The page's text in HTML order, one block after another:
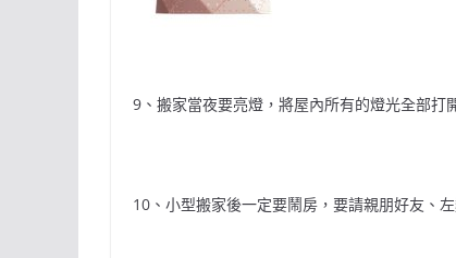
9、搬家當夜要亮燈，將屋內所有的燈光全部打
10、小型搬家後一定要鬧房，要請親朋好友、